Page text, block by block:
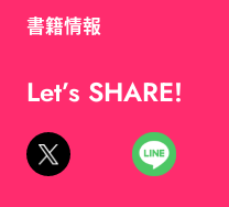
書籍情報
Let’s SHARE!